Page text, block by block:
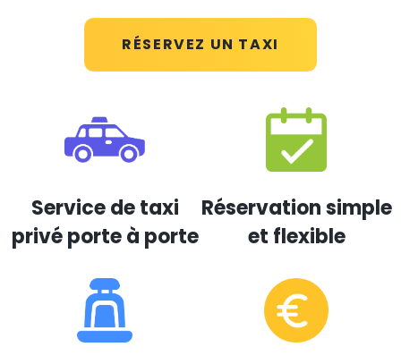
RÉSERVEZ UN TAXI
Service de taxi
privé porte à porte
Réservation simple
et flexible